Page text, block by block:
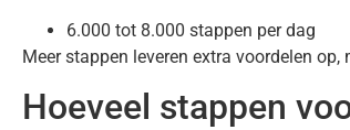
6.000 tot 8.000 stappen per dag
Meer stappen leveren extra voordelen
Hoeveel stappen